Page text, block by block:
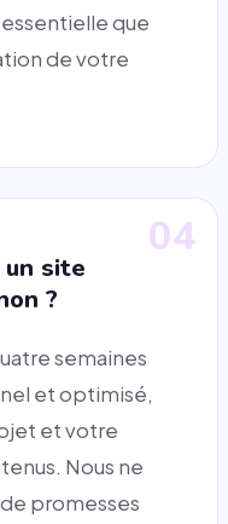
que
de votre
04
site
?
semaines
et optimisé,
et votre
Nous ne
promesses